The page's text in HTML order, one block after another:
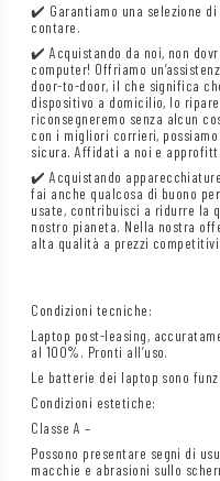
✔️ Garantiamo una selezione
contare.
✔️ Acquistando da noi, non
computer! Offriamo
door-to-door, il che significa
dispositivo a domicilio, lo
riconsegneremo senza alcun
con i migliori corrieri,
sicura. Affidati a noi e
✔️ Acquistando
fai anche qualcosa di buono
usate, contribuisci a ridurre
nostro pianeta. Nella nostra
alta qualità a prezzi
Condizioni tecniche:
Laptop post-leasing,
al 100%. Pronti all’uso.
Le batterie dei laptop sono
Condizioni estetiche:
Classe A –
Possono presentare segni di
macchie e abrasioni sullo